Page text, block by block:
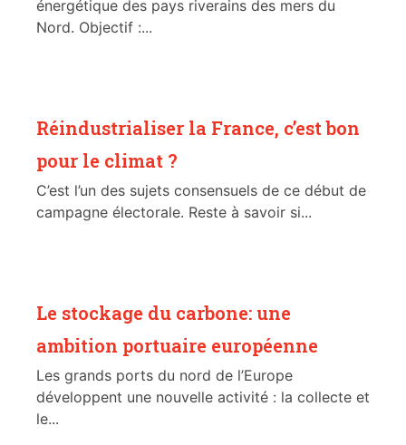
énergétique des pays riverains des mers du
Nord. Objectif :...
Réindustrialiser la France, c’est bon
pour le climat ?
C’est l’un des sujets consensuels de ce début de
campagne électorale. Reste à savoir si...
Le stockage du carbone: une
ambition portuaire européenne
Les grands ports du nord de l’Europe
développent une nouvelle activité : la collecte et
le...